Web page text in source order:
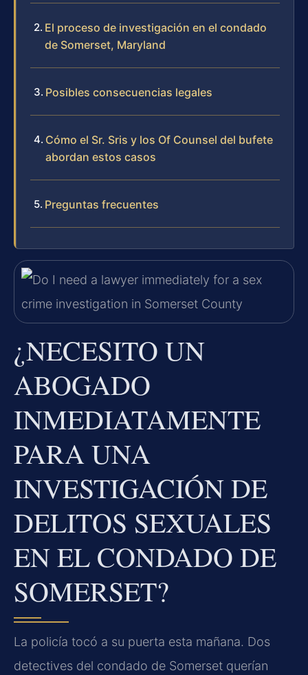
El proceso de investigación en el condado
de Somerset, Maryland
Posibles consecuencias legales
Cómo el Sr. Sris y los Of Counsel del bufete
abordan estos casos
Preguntas frecuentes
¿NECESITO UN
ABOGADO
INMEDIATAMENTE
PARA UNA
INVESTIGACIÓN DE
DELITOS SEXUALES
EN EL CONDADO DE
SOMERSET?
La policía tocó a su puerta esta mañana. Dos
detectives del condado de Somerset querían